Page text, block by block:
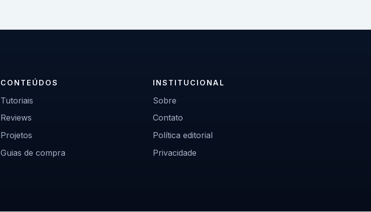
CONTEÚDOS
Tutoriais
Reviews
Projetos
Guias de compra
INSTITUCIONAL
Sobre
Contato
Política editorial
Privacidade